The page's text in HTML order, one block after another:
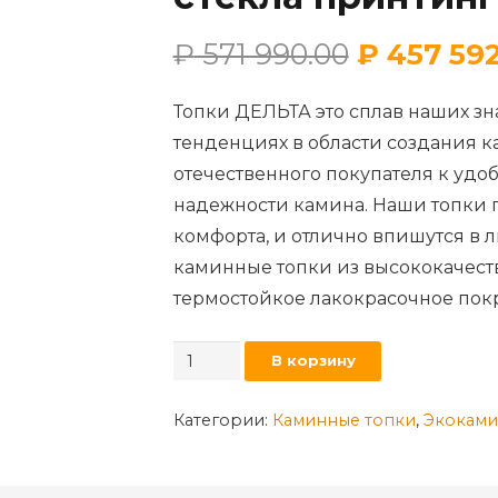
₽571 990.00 ₽ 457
Топки ДЕЛЬТА это сплав наших
тенденциях в области создания
отечественного покупателя к
надежности камина. Наши топки
комфорта, и отлично впишутся
каминные топки из
термостойкое лакокрасочное
Количество
Каминная
В корзину
Категории: Каминные топки,